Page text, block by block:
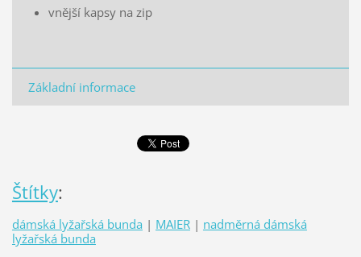
vnější kapsy na zip
Základní informace
Štítky:
dámská lyžařská bunda | MAIER | nadměrná dámská
lyžařská bunda